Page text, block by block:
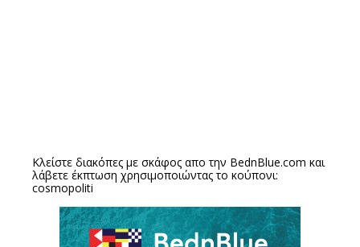
Κλείστε διακόπες με σκάφος απο την BednBlue.com και
λάβετε έκπτωση χρησιμοποιώντας το κούπονι:
cosmopoliti